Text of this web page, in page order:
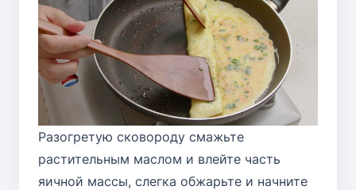
Разогретую сковороду смажьте
растительным маслом и влейте часть
яичной массы, слегка обжарьте и начните